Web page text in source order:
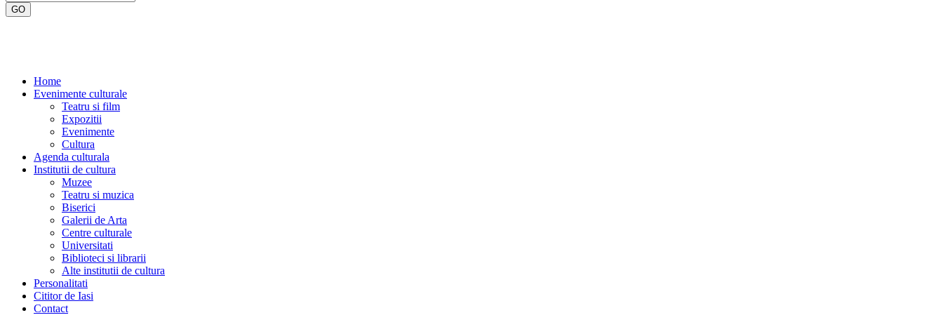
Home
Evenimente culturale
Teatru si film
Expozitii
Evenimente
Cultura
Agenda culturala
Institutii de cultura
Muzee
Teatru si muzica
Biserici
Galerii de Arta
Centre culturale
Universitati
Biblioteci si librarii
Alte institutii de cultura
Personalitati
Cititor de Iasi
Contact